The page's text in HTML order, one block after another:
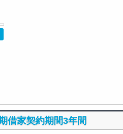
借家契約期間3年間